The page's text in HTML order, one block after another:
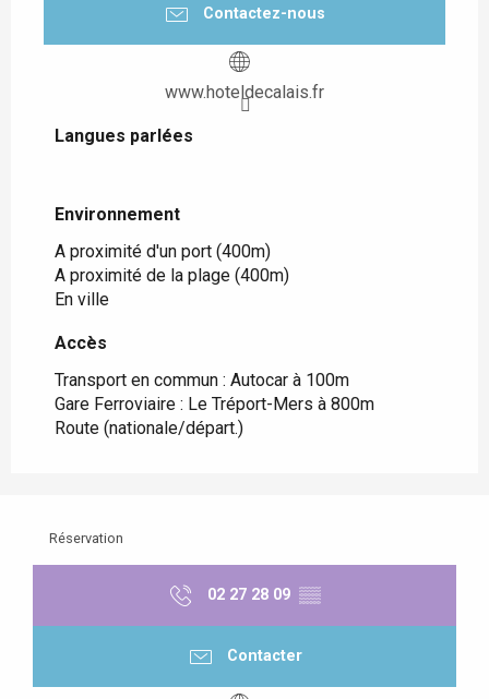
Contactez-nous
www.hoteldecalais.fr
Langues parlées
Langues parlées
Environnement
Environnement
A proximité d'un port (400m)
A proximité de la plage (400m)
En ville
Accès
Accès
Transport en commun : Autocar à 100m
Gare Ferroviaire : Le Tréport-Mers à 800m
Route (nationale/départ.)
Réservation
02 27 28 09 ▒▒
Contacter